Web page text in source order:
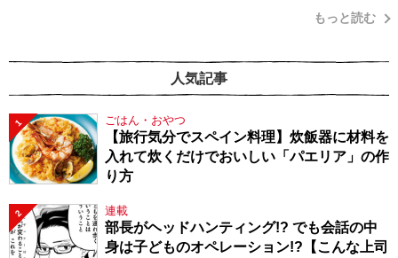
もっと読む
人気記事
1 ごはん・おやつ
【旅行気分でスペイン料理】炊飯器に材料を
入れて炊くだけでおいしい「パエリア」の作
り方
2 連載
部長がヘッドハンティング!? でも会話の中
身は子どものオペレーション!?【こんな上司